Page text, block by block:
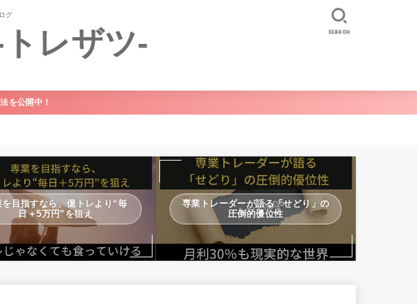
グ
レザツ- SEARCH
を公開中！
を目指すなら、億トレより“毎
日＋5万円”を狙え
専業トレーダーが語る「せどり」の
圧倒的優位性